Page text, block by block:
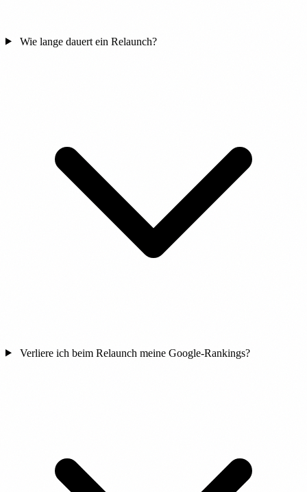
Wie lange dauert ein Relaunch?
Verliere ich beim Relaunch meine Google-Rankings?